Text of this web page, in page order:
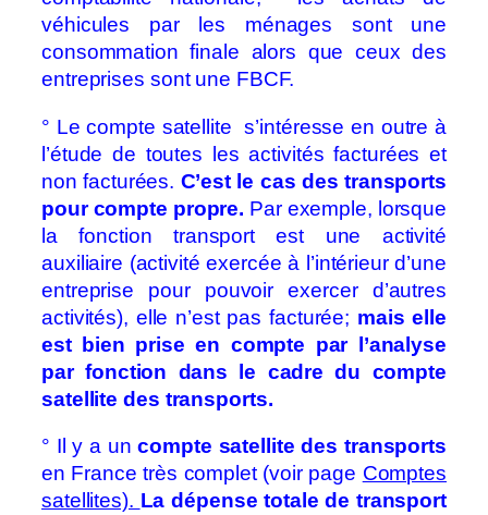
véhicules par les ménages sont une
consommation finale alors que ceux des
entreprises sont une FBCF.
° Le compte satellite s’intéresse en outre à
l’étude de toutes les activités facturées et
non facturées. C’est le cas des transports
pour compte propre. Par exemple, lorsque
la fonction transport est une activité
auxiliaire (activité exercée à l’intérieur d’une
entreprise pour pouvoir exercer d’autres
activités), elle n’est pas facturée; mais elle
est bien prise en compte par l’analyse
par fonction dans le cadre du compte
satellite des transports.
° Il y a uncompte satellite des transports
en France très complet (voir page Comptes
satellites). La dépense totale de transport